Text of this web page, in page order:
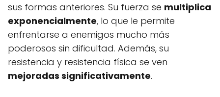
sus formas anteriores. Su fuerza se multiplica
exponencialmente, lo que le permite
enfrentarse a enemigos mucho más
poderosos sin dificultad. Además, su
resistencia y resistencia física se ven
mejoradas significativamente.